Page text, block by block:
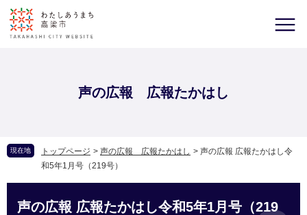
声の広報 広報たかはし
現在地 トップページ > 声の広報 広報たかはし > 声の広報 広報たかはし令
和5年1月号（219号）
声の広報 広報たかはし令和5年1月号（219